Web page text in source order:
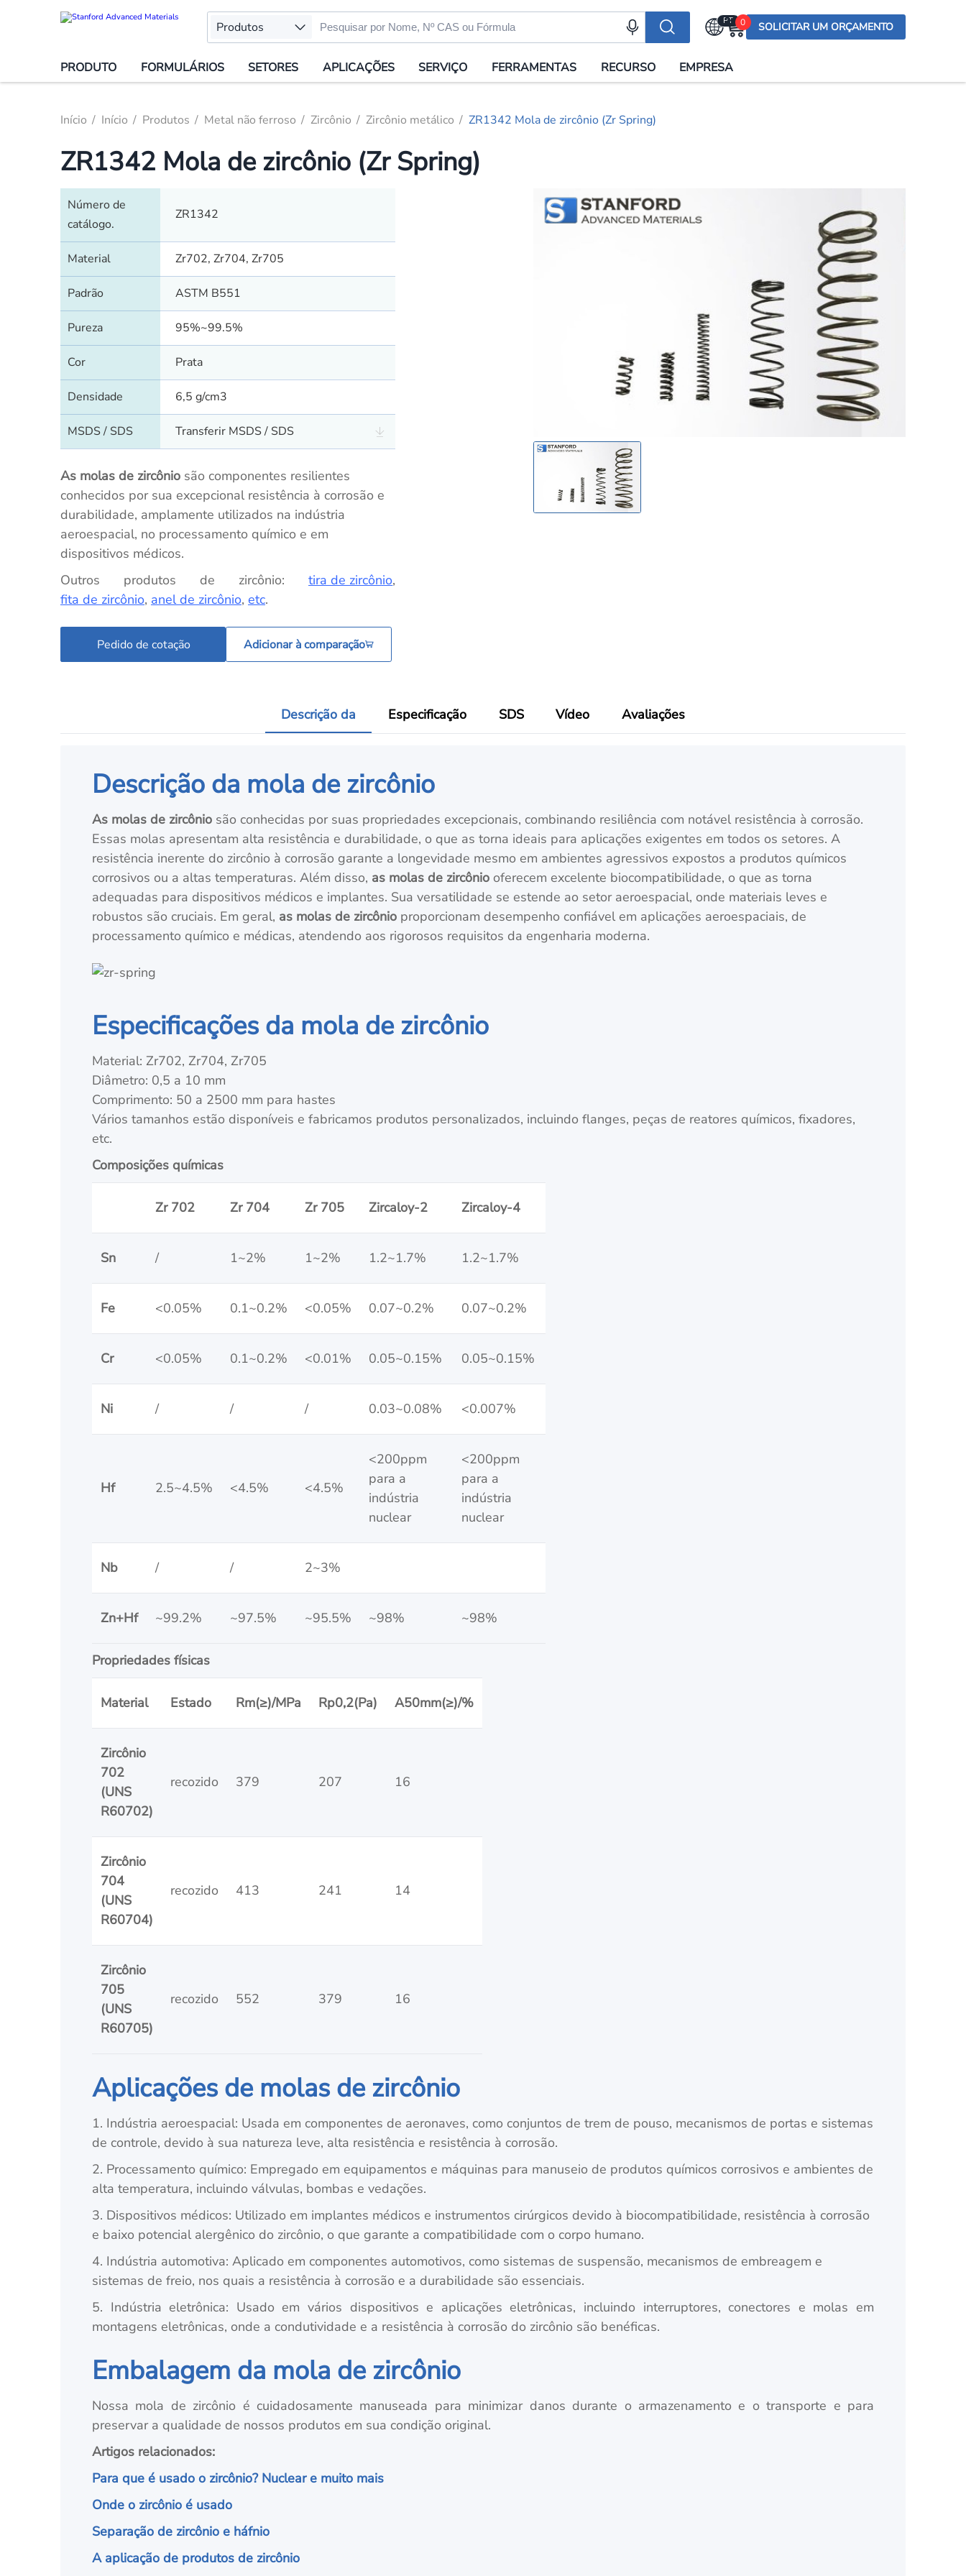
Produtos PT
English (US)
日本語
العربية
Nederland
Polska
Sverige
0 SOLICITAR UM ORÇAMENTO
PRODUTO FORMULÁRIOS SETORES APLICAÇÕES SERVIÇO FERRAMENTAS RECURSO EMPRESA
Início Início Produtos Metal não ferroso Zircônio Zircônio metálico ZR1342 Mola de zircônio (Zr Spring)
ZR1342 Mola de zircônio (Zr Spring)
Número de
catálogo.
ZR1342
Material Zr702, Zr704, Zr705
Padrão ASTM B551
Pureza 95%~99.5%
Cor Prata
Densidade 6,5 g/cm3
MSDS / SDS Transferir MSDS / SDS
As molas de zircôniosão componentes resilientes
conhecidos por sua excepcional resistência à corrosão e
durabilidade, amplamente utilizados na indústria
aeroespacial, no processamento químico e em
dispositivos médicos.
Outros produtos de zircônio:tira de zircônio,
fita de zircônio, anel de zircônio, etc.
Pedido de cotação Adicionar à comparação
Descrição da Especificação SDS Vídeo Avaliações
Descrição da mola de zircônio
As molas de zircônio são conhecidas por suas propriedades excepcionais, combinando resiliência com notável resistência à corrosão.
Essas molas apresentam alta resistência e durabilidade, o que as torna ideais para aplicações exigentes em todos os setores. A
resistência inerente do zircônio à corrosão garante a longevidade mesmo em ambientes agressivos expostos a produtos químicos
corrosivos ou a altas temperaturas. Além disso, as molas de zircônio oferecem excelente biocompatibilidade, o que as torna
adequadas para dispositivos médicos e implantes. Sua versatilidade se estende ao setor aeroespacial, onde materiais leves e
robustos são cruciais. Em geral, as molas de zircônio proporcionam desempenho confiável em aplicações aeroespaciais, de
processamento químico e médicas, atendendo aos rigorosos requisitos da engenharia moderna.
Especificações da mola de zircônio
Material: Zr702, Zr704, Zr705
Diâmetro: 0,5 a 10 mm
Comprimento: 50 a 2500 mm para hastes
Vários tamanhos estão disponíveis e fabricamos produtos personalizados, incluindo flanges, peças de reatores químicos, fixadores,
etc.
Composições químicas
Zr 702 Zr 704 Zr 705 Zircaloy-2 Zircaloy-4
Sn / 1~2% 1~2% 1.2~1.7% 1.2~1.7%
Fe <0.05% 0.1~0.2% <0.05% 0.07~0.2% 0.07~0.2%
Cr <0.05% 0.1~0.2% <0.01% 0.05~0.15% 0.05~0.15%
Ni / / / 0.03~0.08% <0.007%
Hf 2.5~4.5% <4.5% <4.5%
<200ppm
para a
indústria
nuclear
<200ppm
para a
indústria
nuclear
Nb / / 2~3%
Zn+Hf ~99.2% ~97.5% ~95.5% ~98% ~98%
Propriedades físicas
Material Estado Rm(≥)/MPa Rp0,2(Pa) A50mm(≥)/%
Zircônio
702
(UNS
R60702)
recozido 379 207 16
Zircônio
704
(UNS
R60704)
recozido 413 241 14
Zircônio
705
(UNS
R60705)
recozido 552 379 16
Aplicações de molas de zircônio
1. Indústria aeroespacial: Usada em componentes de aeronaves, como conjuntos de trem de pouso, mecanismos de portas e sistemas
de controle, devido à sua natureza leve, alta resistência e resistência à corrosão.
2. Processamento químico: Empregado em equipamentos e máquinas para manuseio de produtos químicos corrosivos e ambientes de
alta temperatura, incluindo válvulas, bombas e vedações.
3. Dispositivos médicos: Utilizado em implantes médicos e instrumentos cirúrgicos devido à biocompatibilidade, resistência à corrosão
e baixo potencial alergênico do zircônio, o que garante a compatibilidade com o corpo humano.
4. Indústria automotiva: Aplicado em componentes automotivos, como sistemas de suspensão, mecanismos de embreagem e
sistemas de freio, nos quais a resistência à corrosão e a durabilidade são essenciais.
5. Indústria eletrônica: Usado em vários dispositivos e aplicações eletrônicas, incluindo interruptores, conectores e molas em
montagens eletrônicas, onde a condutividade e a resistência à corrosão do zircônio são benéficas.
Embalagem da mola de zircônio
Nossa mola de zircônio é cuidadosamente manuseada para minimizar danos durante o armazenamento e o transporte e para
preservar a qualidade de nossos produtos em sua condição original.
Artigos relacionados:
Para que é usado o zircônio? Nuclear e muito mais
Onde o zircônio é usado
Separação de zircônio e háfnio
A aplicação de produtos de zircônio